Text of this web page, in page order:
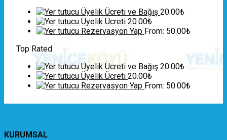
Üyelik Ücreti ve Bağış 20.00₺
Üyelik Ücreti 20.00₺
Rezervasyon Yap From: 50.00₺
Top Rated
Üyelik Ücreti ve Bağış 20.00₺
Üyelik Ücreti 20.00₺
Rezervasyon Yap From: 50.00₺
KURUMSAL